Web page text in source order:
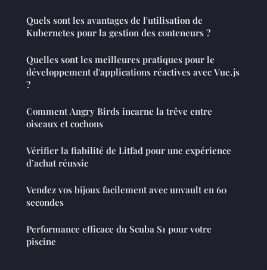
Quels sont les avantages de l'utilisation de
Kubernetes pour la gestion des conteneurs ?
Quelles sont les meilleures pratiques pour le
développement d'applications réactives avec Vue.js
?
Comment Angry Birds incarne la trêve entre
oiseaux et cochons
Vérifier la fiabilité de Litfad pour une expérience
d’achat réussie
Vendez vos bijoux facilement avec unvault en 60
secondes
Performance efficace du Scuba S1 pour votre
piscine